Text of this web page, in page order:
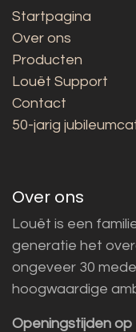
Startpagina
Over ons
Producten
Louët Support
Contact
50-jarig
Over ons
Louët is een
generatie het
ongeveer 30
hoogwaardige
Openingstijden